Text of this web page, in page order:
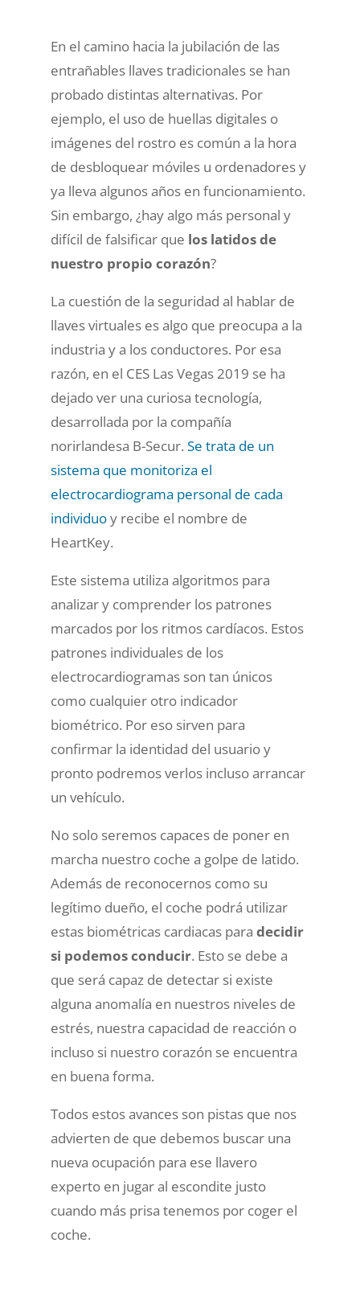
En el camino hacia la jubilación de las
entrañables llaves tradicionales se han
probado distintas alternativas. Por
ejemplo, el uso de huellas digitales o
imágenes del rostro es común a la hora
de desbloquear móviles u ordenadores y
ya lleva algunos años en funcionamiento.
Sin embargo, ¿hay algo más personal y
difícil de falsificar que los latidos de
nuestro propio corazón?
La cuestión de la seguridad al hablar de
llaves virtuales es algo que preocupa a la
industria y a los conductores. Por esa
razón, en el CES Las Vegas 2019 se ha
dejado ver una curiosa tecnología,
desarrollada por la compañía
norirlandesa B-Secur. Se trata de un
sistema que monitoriza el
electrocardiograma personal de cada
individuoy recibe el nombre de
HeartKey.
Este sistema utiliza algoritmos para
analizar y comprender los patrones
marcados por los ritmos cardíacos. Estos
patrones individuales de los
electrocardiogramas son tan únicos
como cualquier otro indicador
biométrico. Por eso sirven para
confirmar la identidad del usuario y
pronto podremos verlos incluso arrancar
un vehículo.
No solo seremos capaces de poner en
marcha nuestro coche a golpe de latido.
Además de reconocernos como su
legítimo dueño, el coche podrá utilizar
estas biométricas cardiacas para decidir
si podemos conducir. Esto se debe a
que será capaz de detectar si existe
alguna anomalía en nuestros niveles de
estrés, nuestra capacidad de reacción o
incluso si nuestro corazón se encuentra
en buena forma.
Todos estos avances son pistas que nos
advierten de que debemos buscar una
nueva ocupación para ese llavero
experto en jugar al escondite justo
cuando más prisa tenemos por coger el
coche.